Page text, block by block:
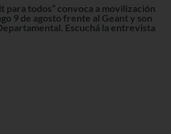
para todos” convoca a movilización
9 de agosto frente al Geant y son
Escuchá la entrevista